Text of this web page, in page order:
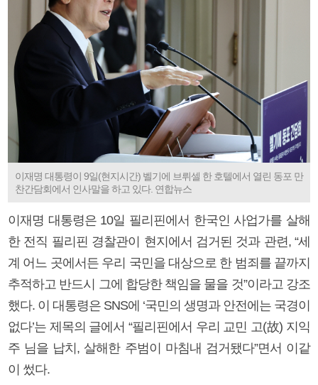
이재명 대통령이 9일(현지시간) 벨기에 브뤼셀 한 호텔에서 열린 동포 만
찬간담회에서 인사말을 하고 있다. 연합뉴스
이재명 대통령은 10일 필리핀에서 한국인 사업가를 살해
한 전직 필리핀 경찰관이 현지에서 검거된 것과 관련, “세
계 어느 곳에서든 우리 국민을 대상으로 한 범죄를 끝까지
추적하고 반드시 그에 합당한 책임을 물을 것”이라고 강조
했다. 이 대통령은 SNS에 ‘국민의 생명과 안전에는 국경이
없다’는 제목의 글에서 “필리핀에서 우리 교민 고(故) 지익
주 님을 납치, 살해한 주범이 마침내 검거됐다”면서 이같
이 썼다.